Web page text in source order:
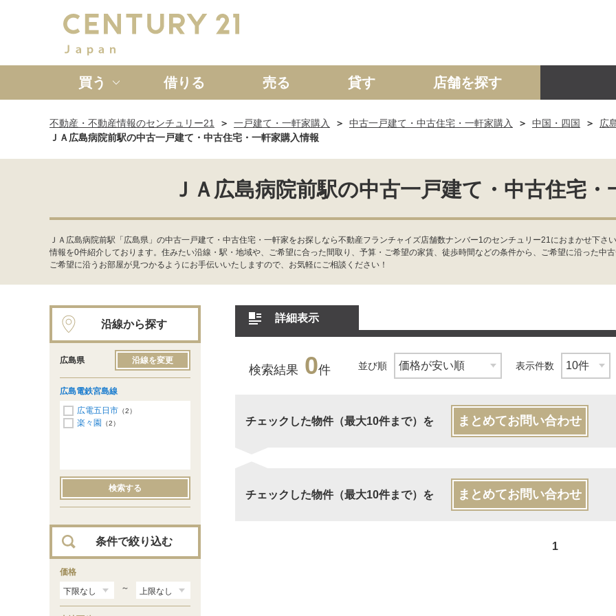
買う
新築一戸建て 中古一戸建て マンション 土地 事業投資用
借りる 売る 貸す 店舗を探す
不動産・不動産情報のセンチュリー21 一戸建て・一軒家購入 中古一戸建て・中古住宅・一軒家購入 中国・四国
広
ＪＡ広島病院前駅の中古一戸建て・中古住宅・一軒家購入情報
ＪＡ広島病院前駅の中古一戸建て・中古住宅・
ＪＡ広島病院前駅「広島県」の中古一戸建て・中古住宅・一軒家をお探しなら不動産フランチャイズ店舗数ナンバー1のセンチュリー21におまかせ下
情報を0件紹介しております。住みたい沿線・駅・地域や、ご希望に合った間取り、予算・ご希望の家賃、徒歩時間などの条件から、ご希望に沿った中
ご希望に沿うお部屋が見つかるようにお手伝いいたしますので、お気軽にご相談ください！
詳細表示
検索結果 0件 並び順 表示件数
チェックした物件（最大10件まで）を まとめてお問い合わせ
チェックした物件（最大10件まで）を まとめてお問い合わせ
1
沿線から探す
広島県 沿線を変更
広島電鉄宮島線
広電五日市 （2）
楽々園 （2）
検索する
条件で絞り込む
価格
～